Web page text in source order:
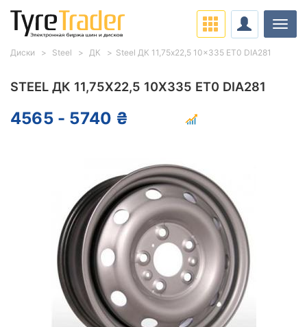
STEEL ДК 11,75X22,5 10X335 ET0 DIA281
4565 - 5740 ₴
Диски Steel ДК Steel ДК 11,75x22,5 10x335 ET0 DIA281